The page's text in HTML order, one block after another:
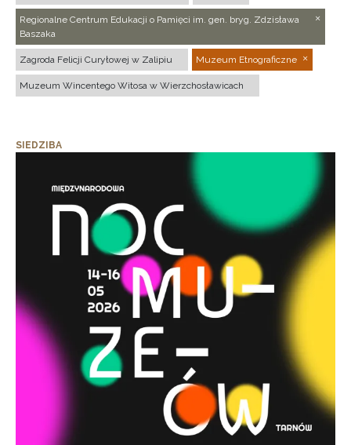
Regionalne Centrum Edukacji o Pamięci im. gen. bryg. Zdzisława
Baszaka
Zagroda Felicji Curyłowej w Zalipiu Muzeum Etnograficzne
Muzeum Wincentego Witosa w Wierzchosławicach
SIEDZIBA